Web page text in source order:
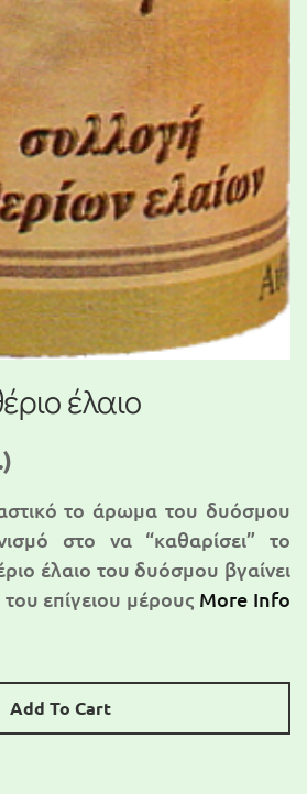
έλαιο
το άρωμα του δυόσμου
στο να “καθαρίσει” το
έλαιο του δυόσμου βγαίνει
επίγειου μέρους More Info
Add To Cart